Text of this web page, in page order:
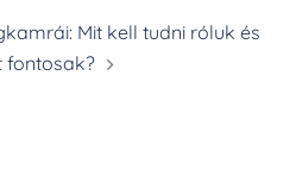
Mit kell tudni róluk és
fontosak?